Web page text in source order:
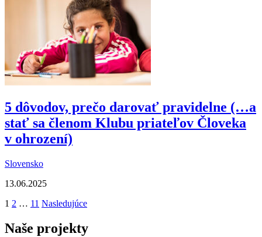
5 dôvodov, prečo darovať pravidelne (…a
stať sa členom Klubu priateľov Človeka
v ohrození)
Slovensko
13.06.2025
Stránkovanie
príspevkov
1 2 … 11 Nasledujúce
Naše projekty